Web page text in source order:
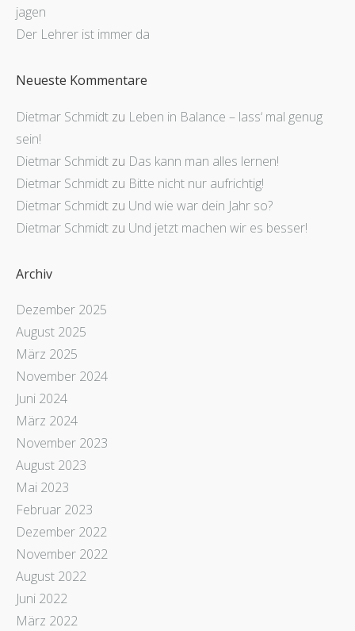
jagen
Der Lehrer ist immer da
Neueste Kommentare
Dietmar Schmidt zu Leben in Balance – lass‘ mal genug
sein!
Dietmar Schmidt zu Das kann man alles lernen!
Dietmar Schmidt zu Bitte nicht nur aufrichtig!
Dietmar Schmidt zu Und wie war dein Jahr so?
Dietmar Schmidt zu Und jetzt machen wir es besser!
Archiv
Dezember 2025
August 2025
März 2025
November 2024
Juni 2024
März 2024
November 2023
August 2023
Mai 2023
Februar 2023
Dezember 2022
November 2022
August 2022
Juni 2022
März 2022